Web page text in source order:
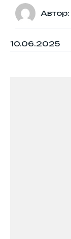
Автор:
10.06.2025